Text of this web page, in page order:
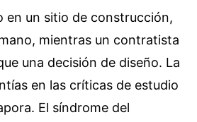
en un sitio de construcción,
mientras un contratista
una decisión de diseño. La
en las críticas de estudio
El síndrome del